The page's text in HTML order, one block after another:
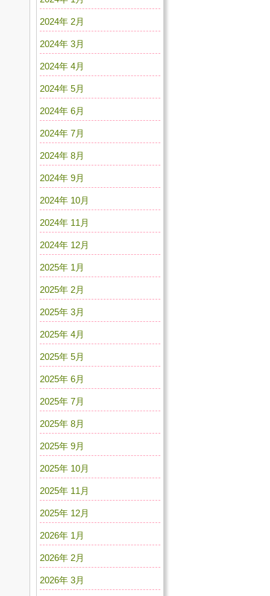
2024年 2月
2024年 3月
2024年 4月
2024年 5月
2024年 6月
2024年 7月
2024年 8月
2024年 9月
2024年 10月
2024年 11月
2024年 12月
2025年 1月
2025年 2月
2025年 3月
2025年 4月
2025年 5月
2025年 6月
2025年 7月
2025年 8月
2025年 9月
2025年 10月
2025年 11月
2025年 12月
2026年 1月
2026年 2月
2026年 3月